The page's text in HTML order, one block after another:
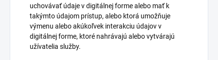
uchovávať údaje v digitálnej forme alebo mať k
takýmto údajom prístup, alebo ktorá umožňuje
výmenu alebo akúkoľvek interakciu údajov v
digitálnej forme, ktoré nahrávajú alebo vytvárajú
užívatelia služby.